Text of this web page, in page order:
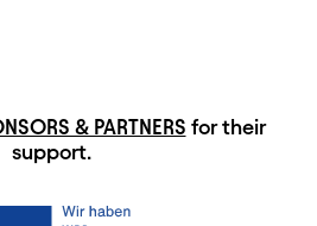
& PARTNERS for their
support.